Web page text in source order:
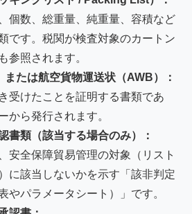
個数、総重量、純重量、容積など
です。税関が検査対象のカートン
参照されます。
たは航空貨物運送状（AWB）：
受けたことを証明する書類であ
から発行されます。
書類（該当する場合のみ）：
安全保障貿易管理の対象（リスト
に該当しないかを示す「該非判定
やパラメータシート）」です。